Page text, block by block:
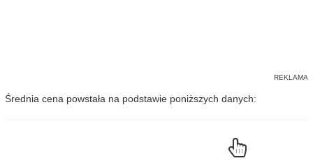
Średnia cena powstała na podstawie poniższych danych: